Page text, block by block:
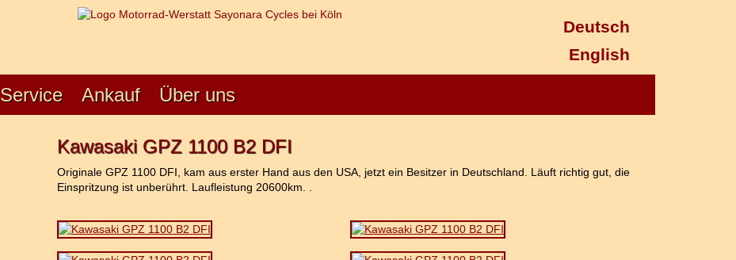
Deutsch
English
Service Ankauf Über uns
Kawasaki GPZ 1100 B2 DFI
Originale GPZ 1100 DFI, kam aus erster Hand aus den USA, jetzt ein Besitzer in Deutschland. Läuft richtig gut, die
Einspritzung ist unberührt. Laufleistung 20600km. .